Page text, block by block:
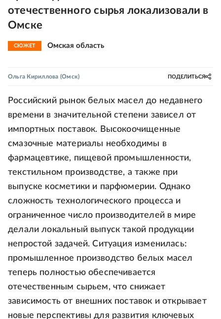
отечественного сырья локализовали в
Омске
СЮЖЕТ Омская область
Ольга Кириллова (Омск) ПОДЕЛИТЬСЯ
Российский рынок белых масел до недавнего
времени в значительной степени зависел от
импортных поставок. Высокоочищенные
смазочные материалы необходимы в
фармацевтике, пищевой промышленности,
текстильном производстве, а также при
выпуске косметики и парфюмерии. Однако
сложность технологического процесса и
ограниченное число производителей в мире
делали локальный выпуск такой продукции
непростой задачей. Ситуация изменилась:
промышленное производство белых масел
теперь полностью обеспечивается
отечественным сырьем, что снижает
зависимость от внешних поставок и открывает
новые перспективы для развития ключевых